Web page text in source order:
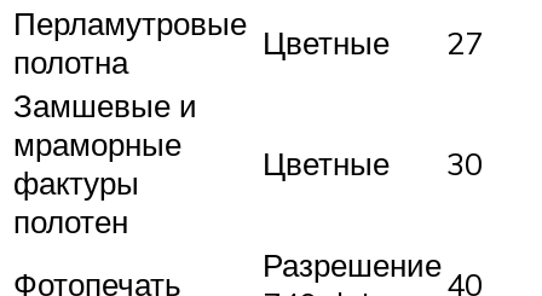
Перламутровые
полотна
Цветные
27
Замшевые и
мраморные
фактуры
полотен
Цветные 30
Фотопечать
Разрешение40